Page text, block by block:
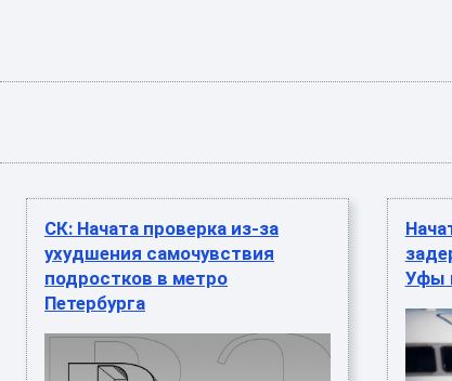
СК: Начата проверка из-за
ухудшения самочувствия
подростков в метро
Петербурга
Уфы